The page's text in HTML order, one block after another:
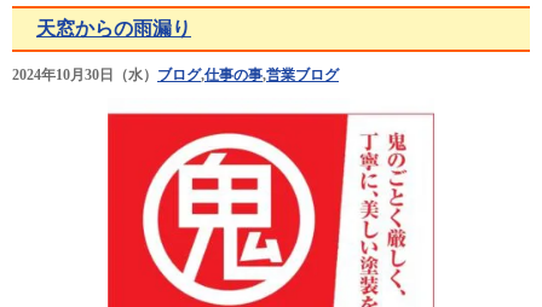
天窓からの雨漏り
2024年10月30日（水） ブログ,仕事の事,営業ブログ